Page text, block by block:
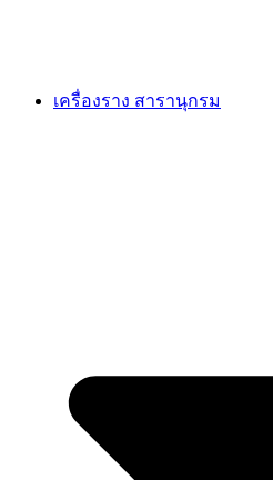
เครื่องราง สารานุกรม